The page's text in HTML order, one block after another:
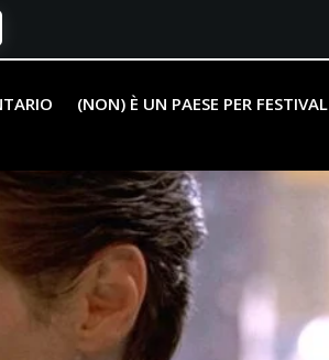
(NON) È UN PAESE PER FESTIVAL